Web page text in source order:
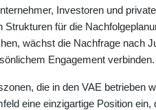
Investoren und
für die
wächst die Nachfrage nach
Engagement verbinden.
die in den VAE betrieben
eine einzigartige Position